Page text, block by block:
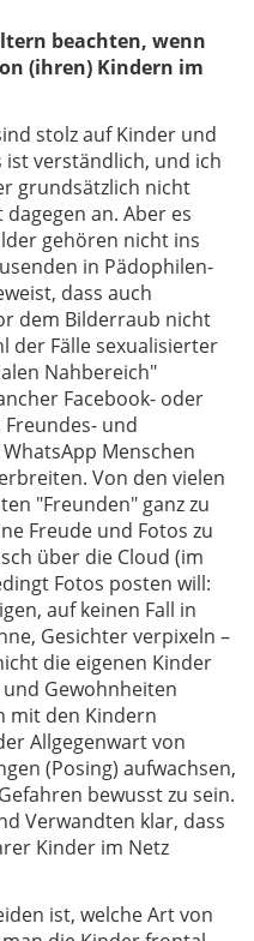
beachten, wenn
(ihren) Kindern im
stolz auf Kinder und
ist verständlich, und ich
grundsätzlich nicht
an. Aber es
gehören nicht ins
in Pädophilen-
dass auch
dem Bilderraub nicht
der Fälle sexualisierter
Nahbereich"
Facebook- oder
und
Menschen
Von den vielen
"Freunden" ganz zu
Freude und Fotos zu
über die Cloud (im
Fotos posten will:
auf keinen Fall in
Gesichter verpixeln –
die eigenen Kinder
Gewohnheiten
mit den Kindern
Allgegenwart von
(Posing) aufwachsen,
bewusst zu sein.
Verwandten klar, dass
Kinder im Netz
ist, welche Art von